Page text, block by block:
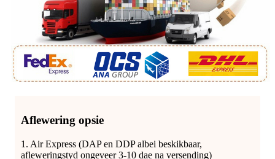
Aflewering opsie
1. Air Express (DAP en DDP albei beskikbaar,
afleweringstyd ongeveer 3-10 dae na versending)